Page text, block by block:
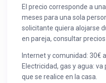
El precio corresponde a
meses para una sola
solicitante quiera alojarse
en pareja, consultar
Internet y comunidad: 30€
Electricidad, gas y agua:
que se realice en la casa.